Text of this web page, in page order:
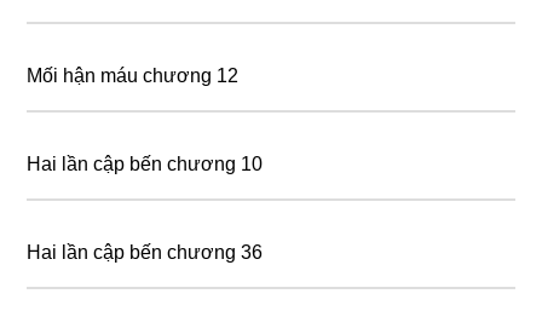
Mối hận máu chương 12
Hai lần cập bến chương 10
Hai lần cập bến chương 36